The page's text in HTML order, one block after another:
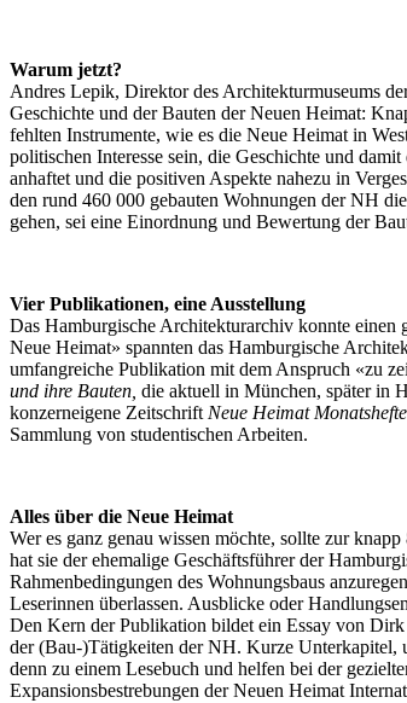
Warum jetzt?
Andres Lepik, Direktor des Architekturmuseums
Geschichte und der Bauten der Neuen Heimat:
fehlten Instrumente, wie es die Neue Heimat in
politischen Interesse sein, die Geschichte und
anhaftet und die positiven Aspekte nahezu in
den rund 460 000 gebauten Wohnungen der NH
gehen, sei eine Einordnung und Bewertung der
Vier Publikationen, eine Ausstellung
Das Hamburgische Architekturarchiv konnte einen
Neue Heimat» spannten das Hamburgische
umfangreiche Publikation mit dem Anspruch «zu
und ihre Bauten, die aktuell in München, später in
konzerneigene Zeitschrift Neue Heimat Monatshefte
Sammlung von studentischen Arbeiten.
Alles über die Neue Heimat
Wer es ganz genau wissen möchte, sollte zur
hat sie der ehemalige Geschäftsführer der
Rahmenbedingungen des Wohnungsbaus
Leserinnen überlassen. Ausblicke oder
Den Kern der Publikation bildet ein Essay von
der (Bau-)Tätigkeiten der NH. Kurze Unterkapitel,
denn zu einem Lesebuch und helfen bei der
Expansionsbestrebungen der Neuen Heimat